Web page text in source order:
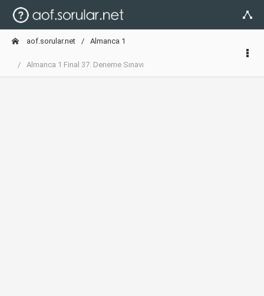
aof.sorular.net Almanca 1
Almanca 1 Final 37. Deneme Sınavı